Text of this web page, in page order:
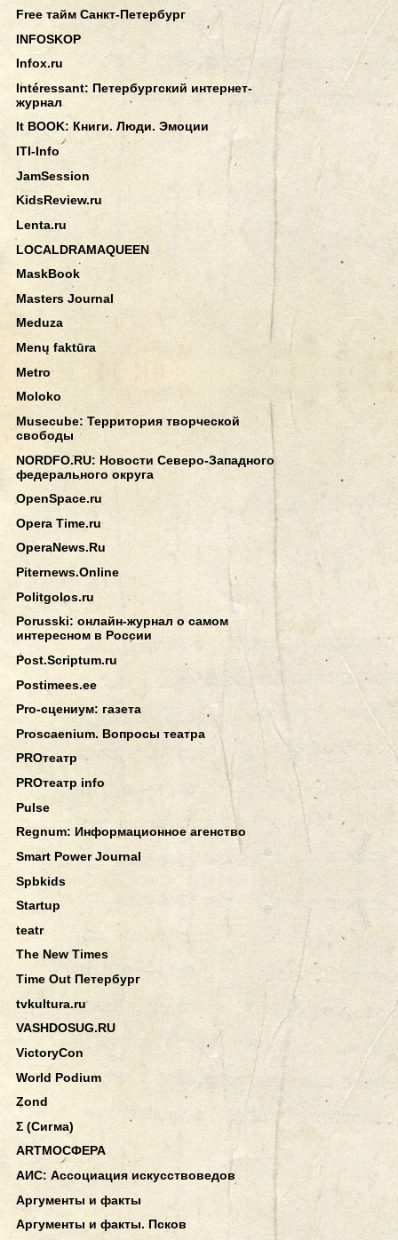
Free тайм Санкт-Петербург
INFOSKOP
Infox.ru
Intéressant: Петербургский интернет-
журнал
It BOOK: Книги. Люди. Эмоции
ITI-Info
JamSession
KidsReview.ru
Lenta.ru
LOCALDRAMAQUEEN
MaskBook
Masters Journal
Meduza
Menų faktūra
Metro
Moloko
Musecube: Территория творческой
свободы
NORDFO.RU: Новости Северо-Западного
федерального округа
OpenSpace.ru
Opera Time.ru
OperaNews.Ru
Piternews.Online
Politgolos.ru
Porusski: онлайн-журнал о самом
интересном в России
Post.Scriptum.ru
Postimees.ee
Pro-сцениум: газета
Proscaenium. Вопросы театра
PROтеатр
PROтеатр info
Pulse
Regnum: Информационное агенство
Smart Power Journal
Spbkids
Startup
teatr
The New Times
Time Out Петербург
tvkultura.ru
VASHDOSUG.RU
VictoryCon
World Podium
Zond
Σ (Сигма)
АRТМОСФЕРА
АИС: Ассоциация искусствоведов
Аргументы и факты
Аргументы и факты. Псков